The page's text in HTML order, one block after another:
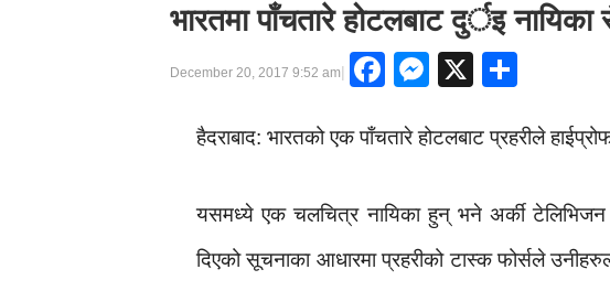
भारतमा पाँचतारे होटलबाट दुर्इ नायिका
December 20, 2017 9:52 am| Facebook
Messenger
X
हैदराबाद: भारतको एक पाँचतारे होटलबाट प्रहरीले
यसमध्ये एक चलचित्र नायिका हुन् भने अर्की टेलिभिजन
दिएको सूचनाका आधारमा प्रहरीको टास्क फोर्सले